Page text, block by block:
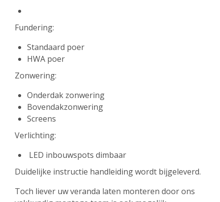
Fundering:
Standaard poer
HWA poer
Zonwering:
Onderdak zonwering
Bovendakzonwering
Screens
Verlichting:
LED inbouwspots dimbaar
Duidelijke instructie handleiding wordt bijgeleverd.
Toch liever uw veranda laten monteren door ons